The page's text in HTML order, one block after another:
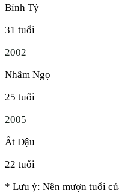
Bính Tý
31 tuổi
2002
Nhâm Ngọ
25 tuổi
2005
Ất Dậu
22 tuổi
* Lưu ý: Nên mượn tuổi